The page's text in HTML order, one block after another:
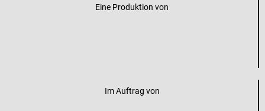
Eine Produktion von
Im Auftrag von